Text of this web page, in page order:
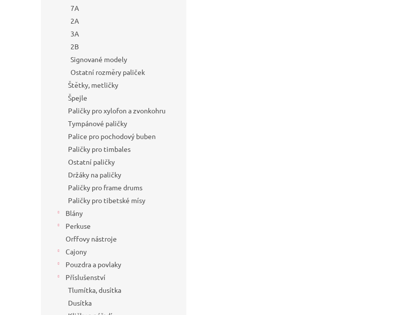
7A
2A
3A
2B
Signované modely
Ostatní rozměry paliček
Štětky, metličky
Špejle
Paličky pro xylofon a zvonkohru
Tympánové paličky
Palice pro pochodový buben
Paličky pro timbales
Ostatní paličky
Držáky na paličky
Paličky pro frame drums
Paličky pro tibetské mísy
Blány
Perkuse
Orffovy nástroje
Cajony
Pouzdra a povlaky
Příslušenství
Tlumítka, dusítka
Dusítka